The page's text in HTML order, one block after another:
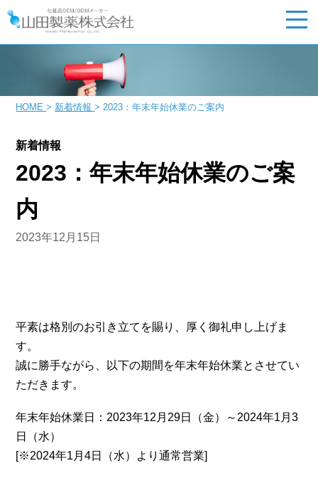
HOME> 新着情報> 2023：年末年始休業のご案内
新着情報
2023：年末年始休業のご案
内
2023年12月15日
平素は格別のお引き立てを賜り、厚く御礼申し上げま
す。
誠に勝手ながら、以下の期間を年末年始休業とさせてい
ただきます。
年末年始休業日：2023年12月29日（金）～2024年1月3
日（水）
[※2024年1月4日（水）より通常営業]